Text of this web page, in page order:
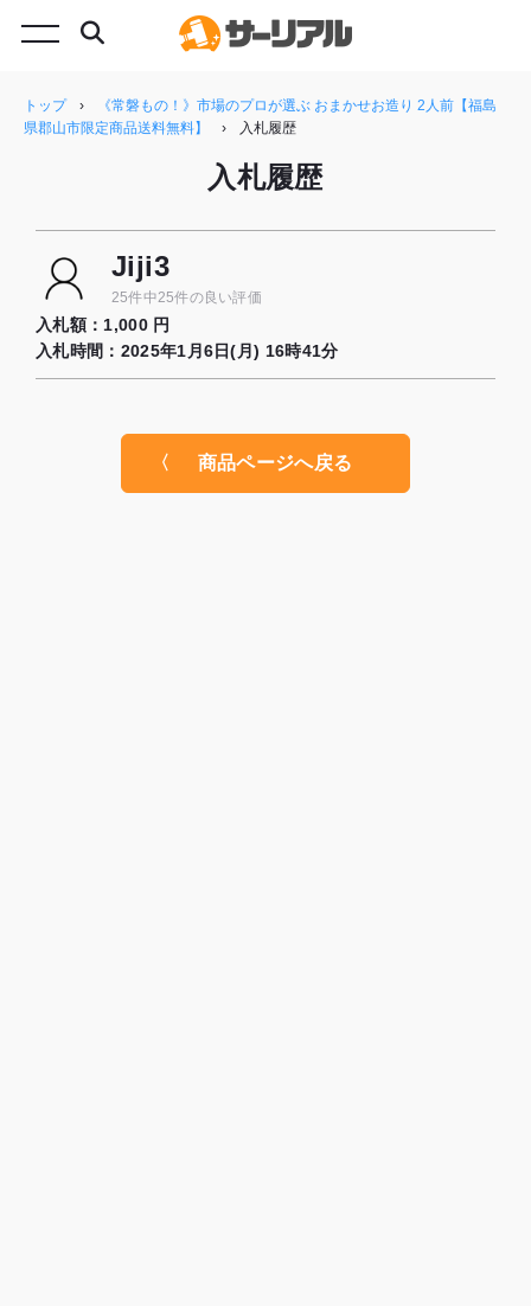
トップ ›
《常磐もの！》市場のプロが選ぶ おまかせお造り 2人前【福島
県郡山市限定商品送料無料】
› 入札履歴
入札履歴
Jiji3
25件中25件の良い評価
入札額： 1,000 円
入札時間： 2025年1月6日(月) 16時41分
商品ページへ戻る